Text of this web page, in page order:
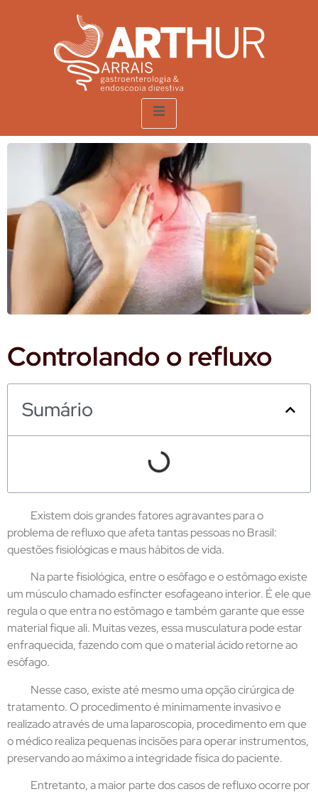
Controlando o refluxo
Sumário
Existem dois grandes fatores agravantes para o
problema de refluxo que afeta tantas pessoas no Brasil:
questões fisiológicas e maus hábitos de vida.
Na parte fisiológica, entre o esôfago e o estômago existe
um músculo chamado esfíncter esofageano interior. É ele que
regula o que entra no estômago e também garante que esse
material fique ali. Muitas vezes, essa musculatura pode estar
enfraquecida, fazendo com que o material ácido retorne ao
esôfago.
Nesse caso, existe até mesmo uma opção cirúrgica de
tratamento. O procedimento é minimamente invasivo e
realizado através de uma laparoscopia, procedimento em que
o médico realiza pequenas incisões para operar instrumentos,
preservando ao máximo a integridade física do paciente.
Entretanto, a maior parte dos casos de refluxo ocorre por